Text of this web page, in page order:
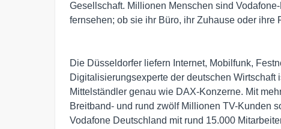
Gesellschaft. Millionen Menschen sind
fernsehen; ob sie ihr Büro, ihr Zuhause oder ihre
Die Düsseldorfer liefern Internet, Mobilfunk,
Digitalisierungsexperte der deutschen Wirtschaft
Mittelständler genau wie DAX-Konzerne. Mit
Breitband- und rund zwölf Millionen TV-Kunden
Vodafone Deutschland mit rund 15.000